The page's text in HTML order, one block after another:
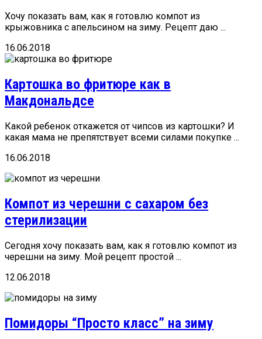
Хочу показать вам, как я готовлю компот из
крыжовника с апельсином на зиму. Рецепт даю ...
16.06.2018
Картошка во фритюре как в
Макдональдсе
Какой ребенок откажется от чипсов из картошки? И
какая мама не препятствует всеми силами покупке ...
16.06.2018
Компот из черешни с сахаром без
стерилизации
Сегодня хочу показать вам, как я готовлю компот из
черешни на зиму. Мой рецепт простой ...
12.06.2018
Помидоры “Просто класс” на зиму